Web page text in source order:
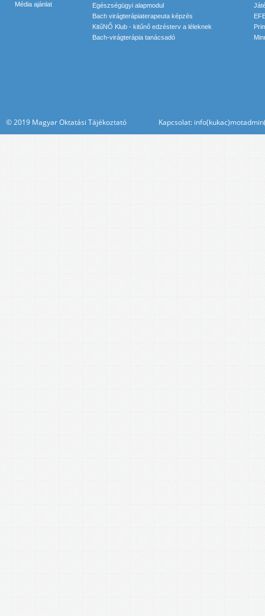
Média ajánlat
Egészségügyi alapmodul
Bach virágterápiaterapeuta képzés
KitűNŐ Klub - kitűnő edzésterv a léleknek
Bach-virágterápia tanácsadó
© 2019 Magyar Oktatási Tájékoztató Kapcsolat: